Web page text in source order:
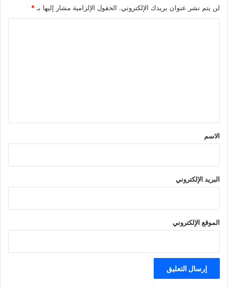
لن يتم نشر عنوان بريدك الإلكتروني. الحقول الإلزامية مشار إليها بـ *
*
الاسم
البريد الإلكتروني
الموقع الإلكتروني